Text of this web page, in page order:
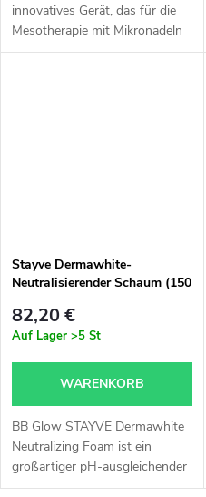
innovatives Gerät, das für die
Mesotherapie mit Mikronadeln
entwickelt wurde. Die
Stayve Dermawhite-
Neutralisierender Schaum (150
82,20 €
Auf Lager >5 St
WARENKORB
BB Glow STAYVE Dermawhite
Neutralizing Foam ist ein
großartiger pH-ausgleichender
Reiniger, der Ihren Kunden eine